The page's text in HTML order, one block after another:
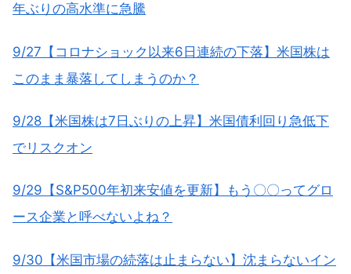
年ぶりの高水準に急騰
9/27【コロナショック以来6日連続の下落】米国株は
このまま暴落してしまうのか？
9/28【米国株は7日ぶりの上昇】米国債利回り急低下
でリスクオン
9/29【S&P500年初来安値を更新】もう〇〇ってグロ
ース企業と呼べないよね？
9/30【米国市場の続落は止まらない】沈まらないイン